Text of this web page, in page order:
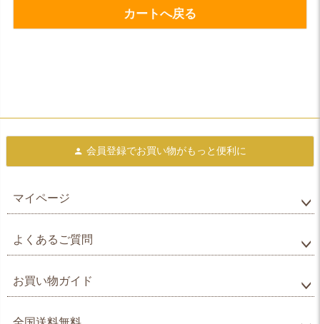
カートへ戻る
会員登録でお買い物がもっと便利に
マイページ
よくあるご質問
お買い物ガイド